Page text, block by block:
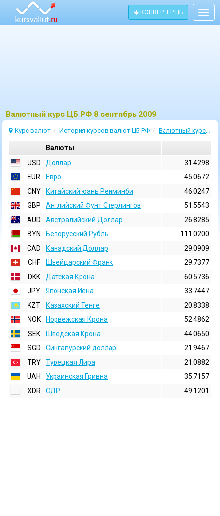
КОНВЕРТЕР ЦБ
Bалютный курс ЦБ РФ 8 сентябрь 2009
Курс валют История курсов валют ЦБ РФ Валютный курс 8 Сентябрь 2009
Валюты
USD
Доллар
31.4298
EUR
Евро
45.0672
CNY
Китайский юань Ренминби
46.0247
GBP
Английский Фунт Стерлингов
51.5543
AUD
Австралийский Доллар
26.8285
BYN
Белорусский Рубль
111.0200
CAD
Канадский Доллар
29.0909
CHF
Швейцарский Франк
29.7377
DKK
Датская Крона
60.5736
JPY
Японская Иена
33.7447
KZT
Казахский Тенге
20.8338
NOK
Норвежская Крона
52.4862
SEK
Шведская Крона
44.0650
SGD
Сингапурский доллар
21.9467
TRY
Турецкая Лира
21.0882
UAH
Украинская Гривна
35.7157
XDR
СДР 49.1201